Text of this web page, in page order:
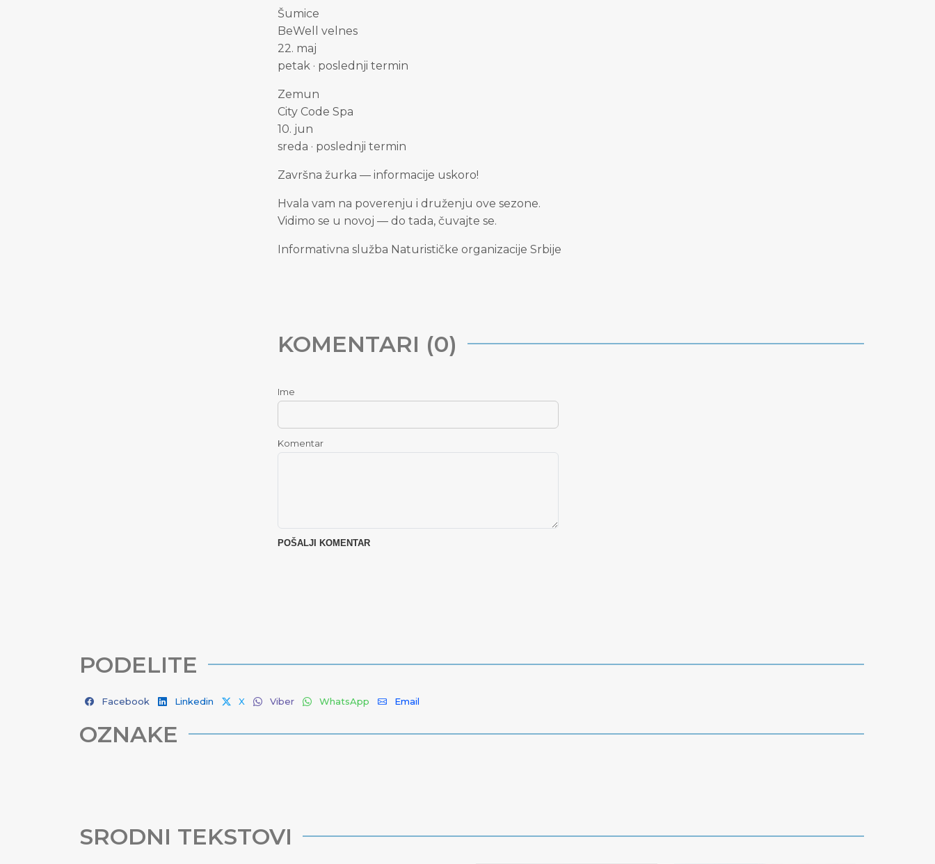
Šumice
BeWell velnes
22. maj
petak · poslednji termin
Zemun
City Code Spa
10. jun
sreda · poslednji termin
Završna žurka — informacije uskoro!
Hvala vam na poverenju i druženju ove sezone.
Vidimo se u novoj — do tada, čuvajte se.
Informativna služba Naturističke organizacije Srbije
KOMENTARI (0)
Ime
Komentar
PODELITE
Facebook Linkedin X Viber WhatsApp Email
OZNAKE
SRODNI TEKSTOVI